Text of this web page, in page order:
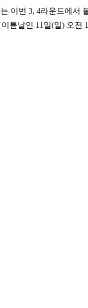
이번 3, 4라운드에서
날인 11일(일) 오전